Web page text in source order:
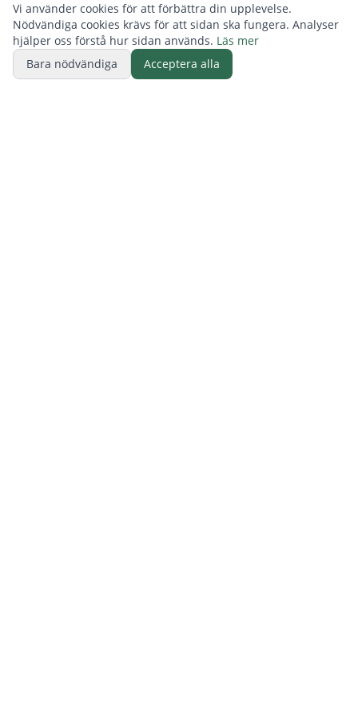
Vi använder cookies för att förbättra din upplevelse.
Nödvändiga cookies krävs för att sidan ska fungera. Analyser
hjälper oss förstå hur sidan används. Läs mer
Bara nödvändiga
Acceptera alla